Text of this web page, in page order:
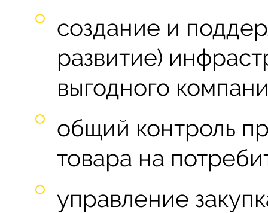
создание и
развитие)
выгодного
общий контроль
товара на
управление